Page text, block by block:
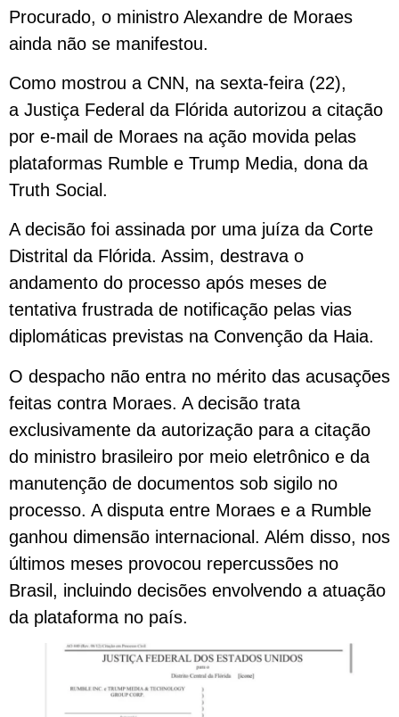
Procurado, o ministro Alexandre de Moraes
ainda não se manifestou.
Como mostrou a CNN, na sexta-feira (22),
a Justiça Federal da Flórida autorizou a citação
por e-mail de Moraes na ação movida pelas
plataformas Rumble e Trump Media, dona da
Truth Social.
A decisão foi assinada por uma juíza da Corte
Distrital da Flórida. Assim, destrava o
andamento do processo após meses de
tentativa frustrada de notificação pelas vias
diplomáticas previstas na Convenção da Haia.
O despacho não entra no mérito das acusações
feitas contra Moraes. A decisão trata
exclusivamente da autorização para a citação
do ministro brasileiro por meio eletrônico e da
manutenção de documentos sob sigilo no
processo. A disputa entre Moraes e a Rumble
ganhou dimensão internacional. Além disso, nos
últimos meses provocou repercussões no
Brasil, incluindo decisões envolvendo a atuação
da plataforma no país.